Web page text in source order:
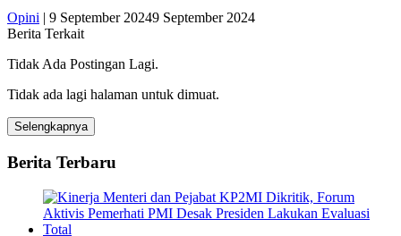
Opini | 9 September 20249 September 2024
Berita Terkait
Tidak Ada Postingan Lagi.
Tidak ada lagi halaman untuk dimuat.
Selengkapnya
Berita Terbaru